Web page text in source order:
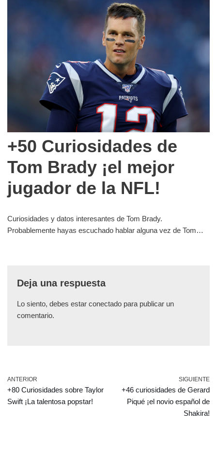
+50 Curiosidades de
Tom Brady ¡el mejor
jugador de la NFL!
Curiosidades y datos interesantes de Tom Brady.
Probablemente hayas escuchado hablar alguna vez de Tom…
Deja una respuesta
Lo siento, debes estar conectado para publicar un
comentario.
ANTERIOR
+80 Curiosidades sobre Taylor
Swift ¡La talentosa popstar!
SIGUIENTE
+46 curiosidades de Gerard
Piqué ¡el novio español de
Shakira!